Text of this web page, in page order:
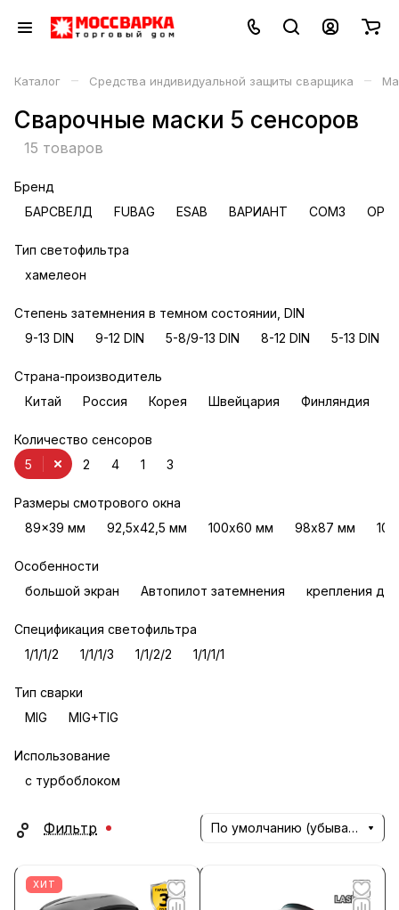
Каталог – Средства индивидуальной защиты сварщика –
Сварочные маски 5 сенсоров
15 товаров
Бренд
БАРСВЕЛД
FUBAG ESAB ВАРИАНТ СОМЗ
Тип светофильтра
хамелеон
Степень затемнения в темном состоянии, DIN
9-13 DIN
9-12 DIN 5-8/9-13 DIN 8-12 DIN 5-13 DIN
Страна-производитель
Китай
Россия Корея Швейцария Финляндия
Количество сенсоров
2
4 1 3
5
Размеры смотрового окна
89x39 мм
92,5х42,5 мм 100х60 мм 98х87 мм
Особенности
большой экран
Автопилот затемнения крепления
Спецификация светофильтра
1/1/1/2
1/1/1/3 1/1/2/2 1/1/1/1
Тип сварки
MIG
MIG+TIG
Использование
с турбоблоком
Фильтр По умолчанию (убывание)
ХИТ